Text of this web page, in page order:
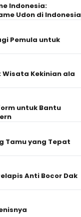
Indonesia:
Udon di Indonesia
Pemula untuk
Wisata Kekinian ala
untuk Bantu
Tamu yang Tepat
Anti Bocor Dak